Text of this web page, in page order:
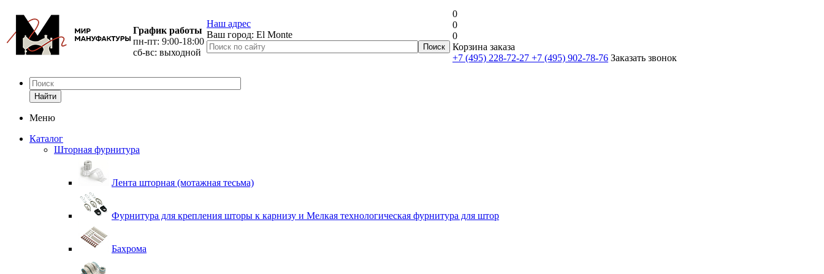
График работы
пн-пт: 9:00-18:00
сб-вс: выходной
Наш адрес
Ваш город: El Monte
0
0
0
Корзина заказа
+7 (495) 228-72-27 +7 (495) 902-78-76 Заказать звонок
Найти
Меню
Каталог
Шторная фурнитура
Лента шторная (мотажная тесьма)
Фурнитура для крепления шторы к карнизу и Мелкая технологическая фурнитура для штор
Бахрома